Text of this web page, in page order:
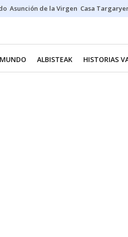
Asunción de la Virgen Casa
MUNDO ALBISTEAK HISTORIAS